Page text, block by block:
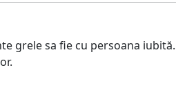
grele sa fie cu persoana